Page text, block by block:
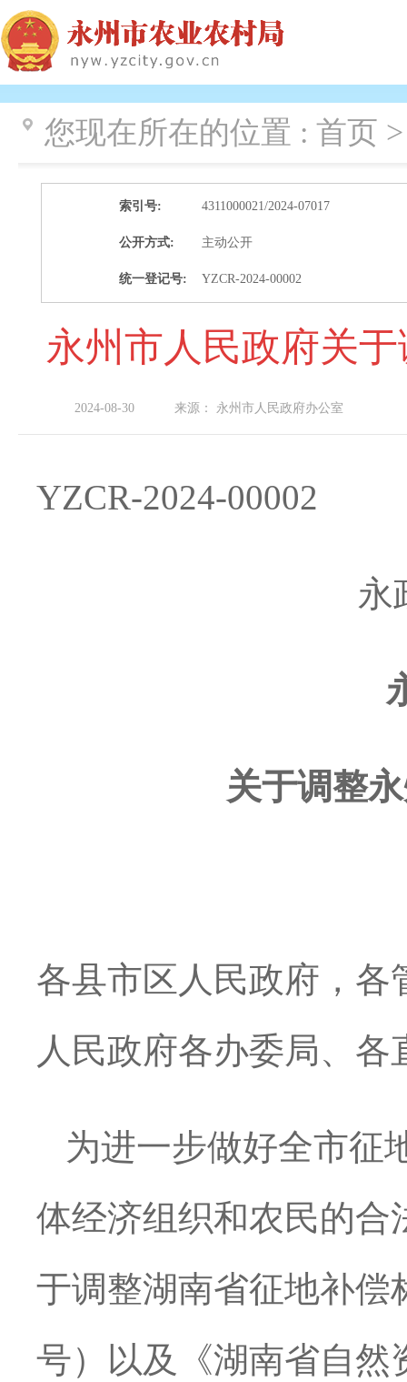
您现在所在的位置 : 首页
索引号: 4311000021/2024-07017
公开方式: 主动公开
统一登记号: YZCR-2024-00002
永州市人民政府关
2024-08-30 来源： 永州市人民政府办公室
YZCR-2024-00002
永
关于调整
各县市区人民政府，各
人民政府各办委局、各
为进一步做好全市征
体经济组织和农民的合
于调整湖南省征地补偿
号）以及《湖南省自然